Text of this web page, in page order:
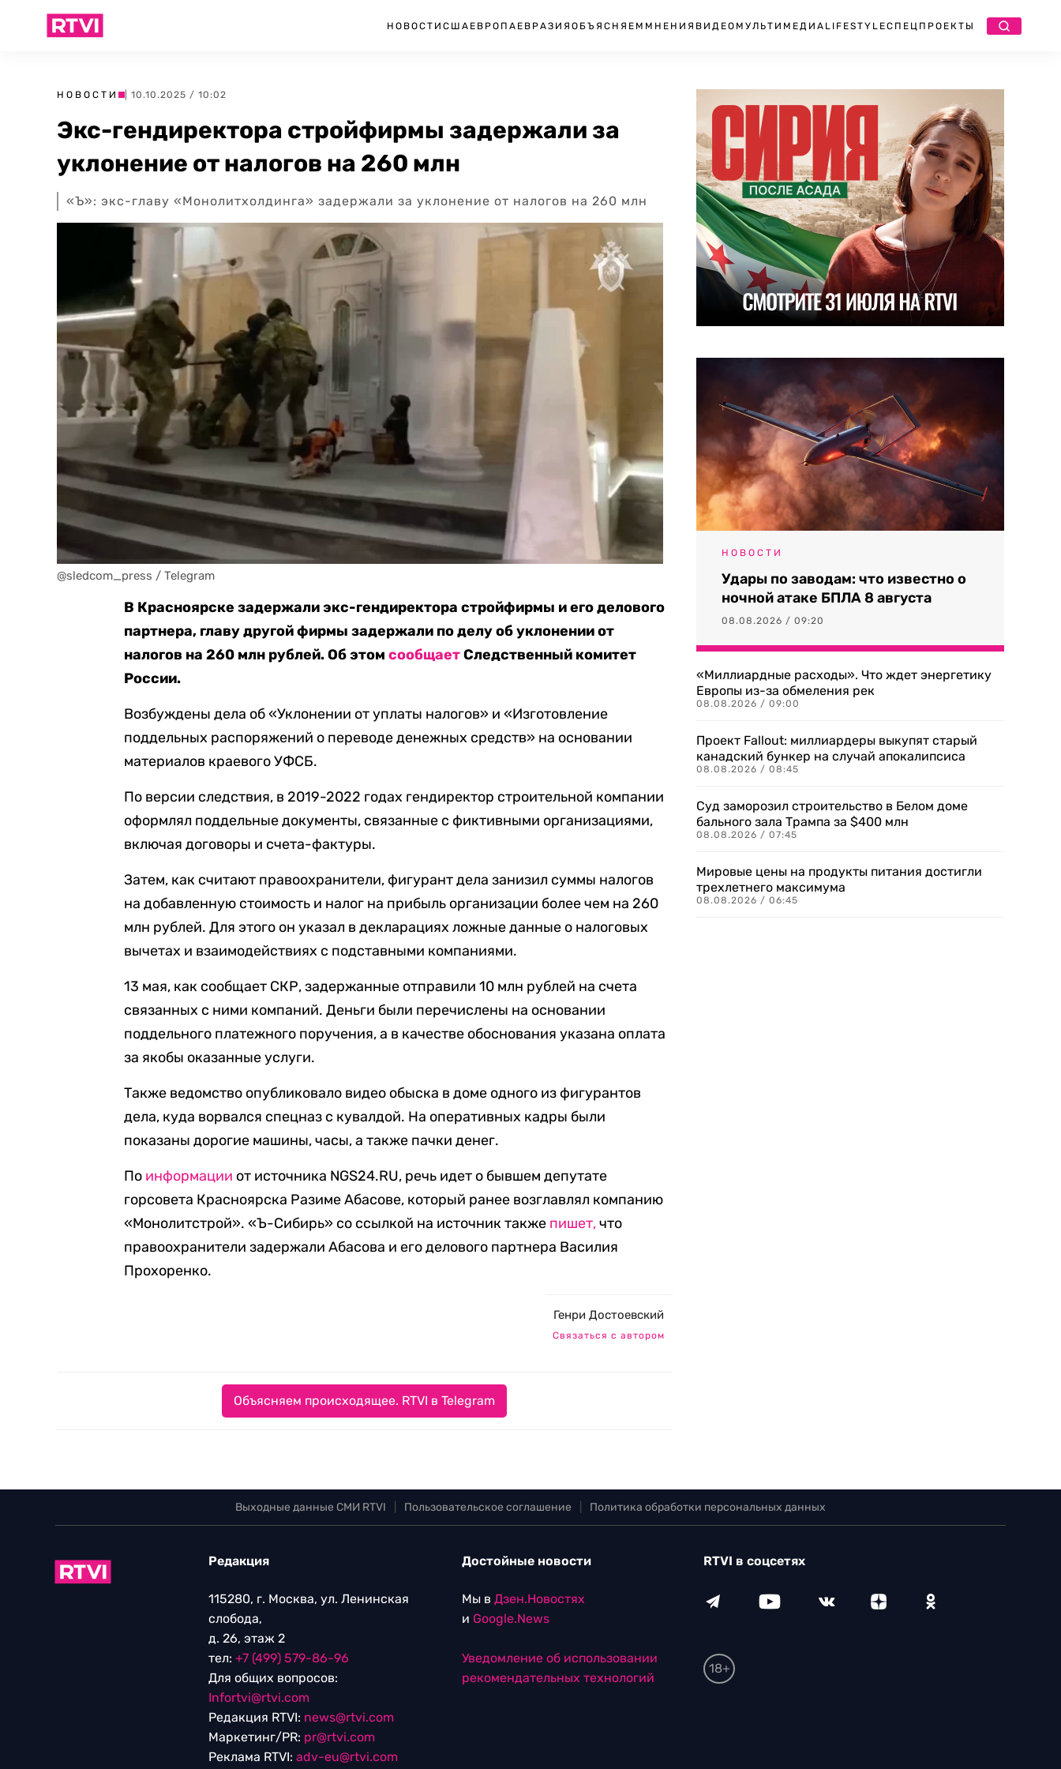
НОВОСТИ США ЕВРОПА ЕВРАЗИЯ ОБЪЯСНЯЕМ МНЕНИЯ ВИДЕО МУЛЬТИМЕДИА LIFESTYLEСПЕЦПРОЕКТЫ
НОВОСТИ | 10.10.2025 / 10:02
Экс-гендиректора стройфирмы задержали за
уклонение от налогов на 260 млн
«Ъ»: экс-главу «Монолитхолдинга» задержали за уклонение от налогов на 260 млн
@sledcom_press / Telegram
В Красноярске задержали экс-гендиректора стройфирмы и его делового
партнера, главу другой фирмы задержали по делу об уклонении от
налогов на 260 млн рублей. Об этомсообщаетСледственный комитет
России.
Возбуждены дела об «Уклонении от уплаты налогов» и «Изготовление
поддельных распоряжений о переводе денежных средств» на основании
материалов краевого УФСБ.
По версии следствия, в 2019-2022 годах гендиректор строительной компании
оформлял поддельные документы, связанные с фиктивными организациями,
включая договоры и счета-фактуры.
Затем, как считают правоохранители, фигурант дела занизил суммы налогов
на добавленную стоимость и налог на прибыль организации более чем на 260
млн рублей. Для этого он указал в декларациях ложные данные о налоговых
вычетах и взаимодействиях с подставными компаниями.
13 мая, как сообщает СКР, задержанные отправили 10 млн рублей на счета
связанных с ними компаний. Деньги были перечислены на основании
поддельного платежного поручения, а в качестве обоснования указана оплата
за якобы оказанные услуги.
Также ведомство опубликовало видео обыска в доме одного из фигурантов
дела, куда ворвался спецназ с кувалдой. На оперативных кадры были
показаны дорогие машины, часы, а также пачки денег.
По информации от источника NGS24.RU, речь идет о бывшем депутате
горсовета Красноярска Разиме Абасове, который ранее возглавлял компанию
«Монолитстрой». «Ъ-Сибирь» со ссылкой на источник также пишет,что
правоохранители задержали Абасова и его делового партнера Василия
Прохоренко.
Генри Достоевский
Связаться с автором
Объясняем происходящее. RTVI в Telegram
НОВОСТИ
Удары по заводам: что известно о
ночной атаке БПЛА 8 августа
08.08.2026 / 09:20
«Миллиардные расходы». Что ждет энергетику
Европы из-за обмеления рек
08.08.2026 / 09:00
Проект Fallout: миллиардеры выкупят старый
канадский бункер на случай апокалипсиса
08.08.2026 / 08:45
Суд заморозил строительство в Белом доме
бального зала Трампа за $400 млн
08.08.2026 / 07:45
Мировые цены на продукты питания достигли
трехлетнего максимума
08.08.2026 / 06:45
Выходные данные СМИ RTVI Пользовательское соглашение Политика обработки персональных данных
Редакция
115280, г. Москва, ул. Ленинская
слобода,
д. 26, этаж 2
тел: +7 (499) 579-86-96
Для общих вопросов:
Infortvi@rtvi.com
Редакция RTVI: news@rtvi.com
Маркетинг/PR: pr@rtvi.com
Реклама RTVI: adv-eu@rtvi.com
Достойные новости
Мы в Дзен.Новостях
и Google.News
Уведомление об использовании
рекомендательных технологий
RTVI в соцсетях
18+